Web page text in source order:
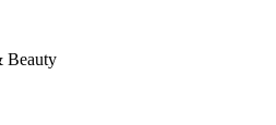
Beauty